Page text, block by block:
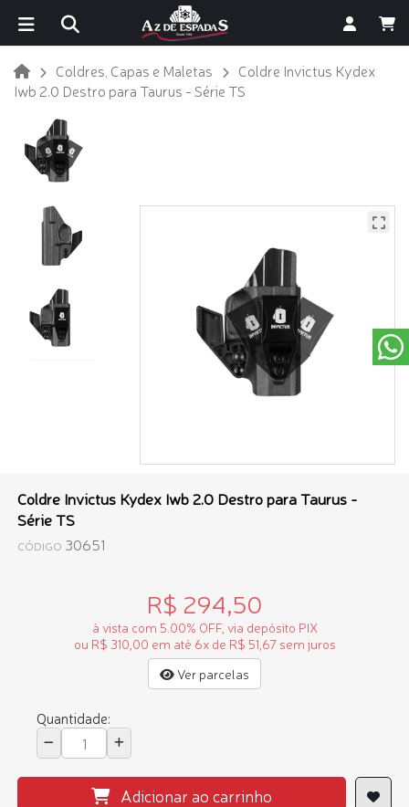
Coldres, Capas e Maletas
Coldre Invictus Kydex
Iwb 2.0 Destro para Taurus - Série TS
Coldre Invictus Kydex Iwb 2.0 Destro para Taurus -
Série TS
CÓDIGO 30651
R$ 294,50
à vista com 5.00% OFF, via depósito PIX
ou R$ 310,00 em até 6x de R$ 51,67 sem juros
Ver parcelas
Quantidade:
Adicionar ao carrinho